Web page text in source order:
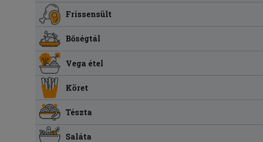
Frissensült
Bőségtál
Vega étel
Köret
Tészta
Saláta